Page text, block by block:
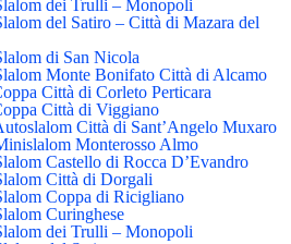
dei Trulli – Monopoli
del Satiro – Città di Mazara del
di San Nicola
Monte Bonifato Città di Alcamo
Città di Corleto Perticara
Città di Viggiano
Città di Sant’Angelo Muxaro
Monterosso Almo
Castello di Rocca D’Evandro
Città di Dorgali
Coppa di Ricigliano
Curinghese
dei Trulli – Monopoli